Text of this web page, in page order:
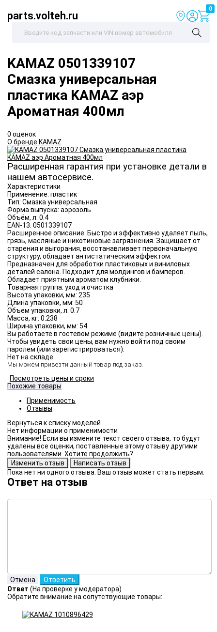
parts.volteh.ru
0
KAMAZ 0501339107
Смазка универсальная
пластика KAMAZ аэр
Ароматная 400мл
0 оценок
О бренде KAMAZ
Расширенная гарантия при установке детали в
нашем автосервисе.
Характеристики
Применение: пластик
Тип: Смазка универсальная
Форма выпуска: аэрозоль
Объём, л: 0.4
EAN-13: 0501339107
Расширенное описание: Быстро и эффективно удаляет пыль,
грязь, масляные и никотиновые загрязнения. Защищает от
старения и выгорания, восстанавливает первоначальную
структуру, обладает антистатическим эффектом.
Предназначен для обработки пластиковых и виниловых
деталей салона. Подходит для молдингов и бамперов.
Обладает приятным ароматом клубники.
Товарная группа: уход и очистка
Высота упаковки, мм: 235
Длина упаковки, мм: 50
Объем упаковки, л: 0.7
Масса, кг: 0.238
Ширина упаковки, мм: 54
Вы работаете в гостевом режиме (видите розничные цены).
Чтобы увидеть свои цены, вам нужно войти под своим
паролем (или зарегистрироваться).
Нет на складе
Мы можем привезти данный товар под заказ.
Посмотреть цены и сроки
Похожие товары
Применимость
Отзывы
Нет информации о применимости
Внимание! Если вы измените текст своего отзыва, то будут
удалены все оценки, поставленные этому отзыву другими
пользователями. Хотите продолжить?
Пока нет ни одного отзыва. Ваш отзыв может стать первым.
Ответ на отзыв
Ответ (На проверке у модератора)
Обратите внимание на сопутствующие товары: